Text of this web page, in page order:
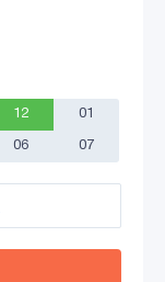
12 01
06 07